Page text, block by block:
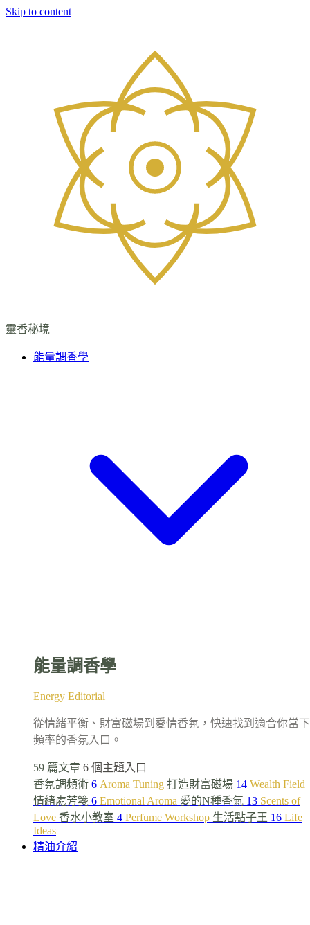
Skip to content
靈香秘境
能量調香學
能量調香學
Energy Editorial
從情緒平衡、財富磁場到愛情香氛，快速找到適合你當下
頻率的香氛入口。
59 篇文章 6 個主題入口
香氛調頻術 6 Aroma Tuning 打造財富磁場 14 Wealth Field
情緒處芳箋 6 Emotional Aroma 愛的N種香氣 13 Scents of
Love 香水小教室 4 Perfume Workshop 生活點子王 16 Life
Ideas
精油介紹